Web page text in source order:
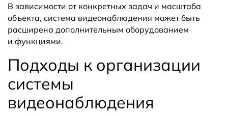
В зависимости от конкретных задач и масштаба
объекта, система видеонаблюдения может быть
расширена дополнительным оборудованием
и функциями.
Подходы к организации
системы
видеонаблюдения